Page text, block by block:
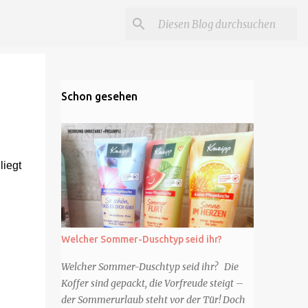
Schon gesehen
Welcher Sommer-Duschtyp seid ihr?
Welcher Sommer-Duschtyp seid ihr? Die
Koffer sind gepackt, die Vorfreude steigt –
der Sommerurlaub steht vor der Tür! Doch